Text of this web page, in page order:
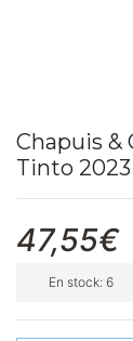
Chapuis &
Tinto 2023
47,55€
En stock: 6